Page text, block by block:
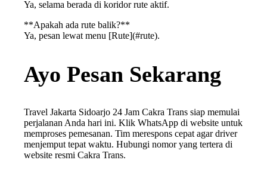
Ya, selama berada di koridor rute aktif.
**Apakah ada rute balik?**
Ya, pesan lewat menu [Rute](#rute).
Ayo Pesan Sekarang
Travel Jakarta Sidoarjo 24 Jam Cakra Trans siap memulai
perjalanan Anda hari ini. Klik WhatsApp di website untuk
memproses pemesanan. Tim merespons cepat agar driver
menjemput tepat waktu. Hubungi nomor yang tertera di
website resmi Cakra Trans.